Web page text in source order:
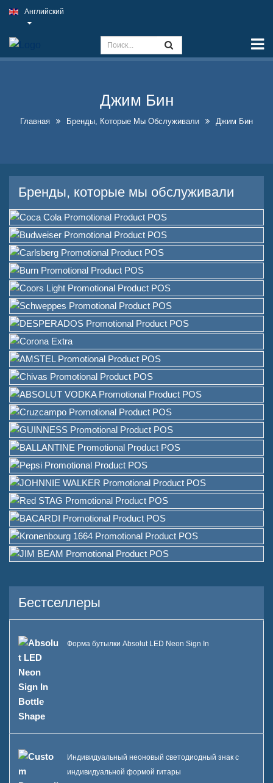
Возможности
Вывеска паба на открытом
Оптимальные решения для
поддельных неоновых
вывесок
Эффектный дизайн витрины
бутылок с алкоголем
Таблички с мелом в форме
А-образной рамки на
продажу
Поставщик решений для
упаковки вина
Подставка для меню на
кастомном баре для стола
Ледяное ведро
Аксессуары для бара
Открывалка для бутылок на
крышке бара
О компании
Кто мы есть
Бренды, которые мы
обслуживали
Устойчивое развитие
Наша команда
Каталог
Корпус E с LED квадратным
ледяным ведром
Английский
Джим Бин
Главная Бренды, Которые Мы Обслуживали Джим Бин
Бренды, которые мы обслуживали
Бестселлеры
Форма бутылки Absolut LED Neon Sign In
Индивидуальный неоновый светодиодный знак с
индивидуальной формой гитары